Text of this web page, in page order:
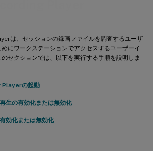
は、セッションの録画ファイルを調査するユーザ
にワークステーションでアクセスするユーザーイ
セクションでは、以下を実行する手順を説明しま
の起動
生の有効化または無効化
効化または無効化